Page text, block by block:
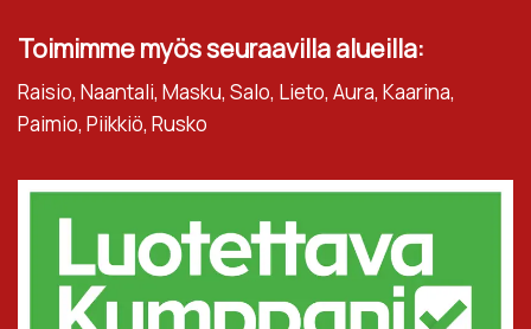
Toimimme myös seuraavilla alueilla:
Raisio, Naantali, Masku, Salo, Lieto, Aura, Kaarina,
Paimio, Piikkiö, Rusko